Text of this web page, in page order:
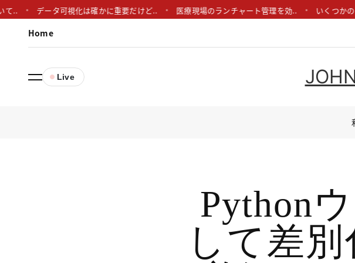
データ可視化は確かに重要だけど.. 医療現場のランチャート管理を効.. いくつかのス
Home
Live
Python
して差